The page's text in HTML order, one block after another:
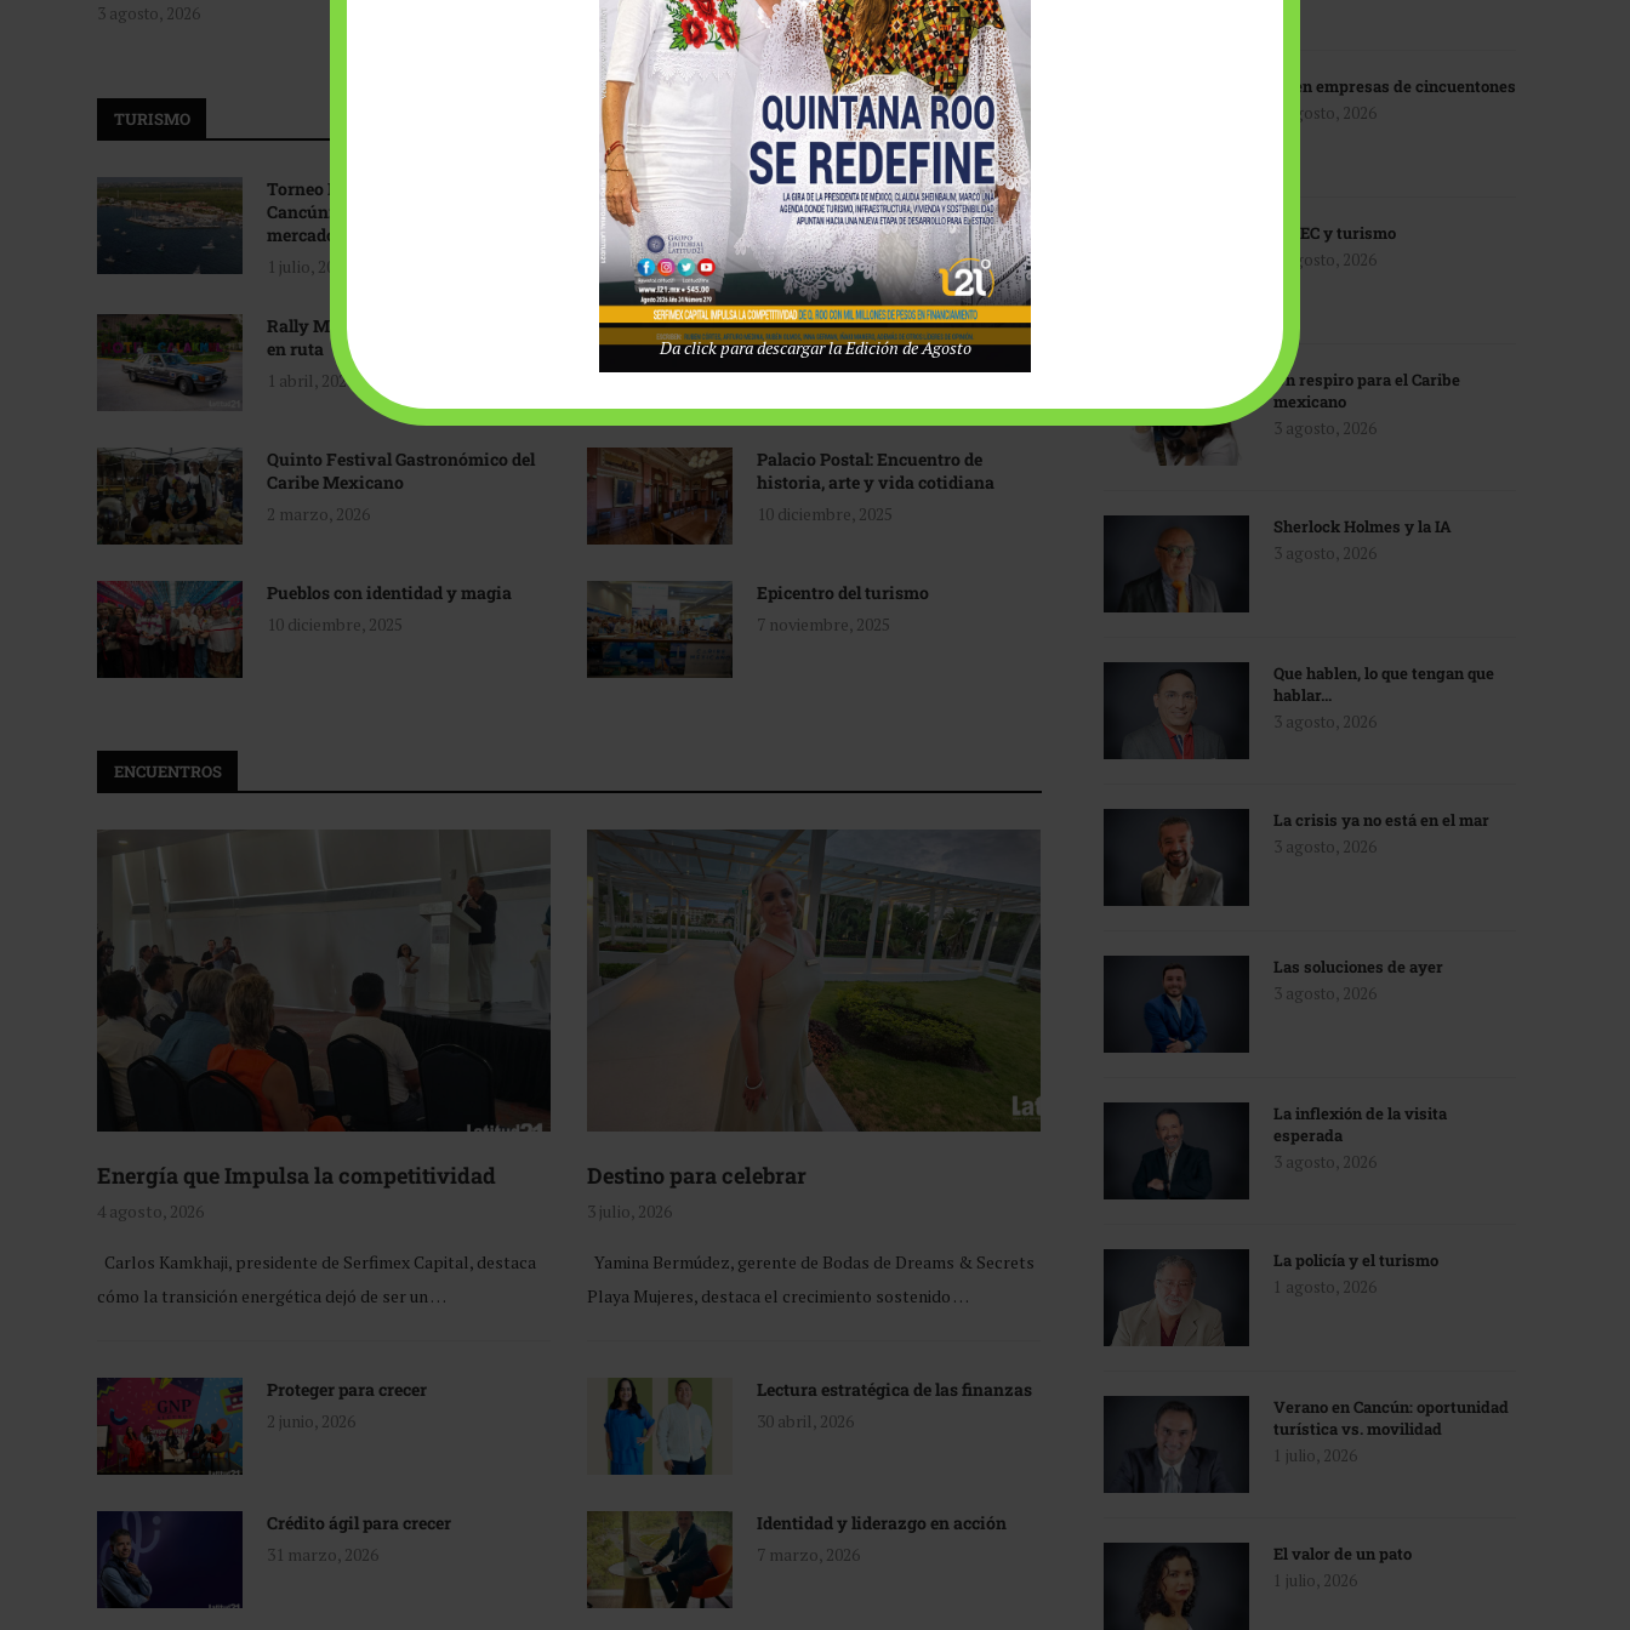
3 agosto, 2026
Tecnológico de Monterrey
3 agosto, 2026
TURISMO
Torneo Internacional de Pesca
Cancún: Navegando hacia nuevos
mercados
1 julio, 2026
Promoción turística con visión
1 abril, 2026
Rally Maya: Herencia automotriz
en ruta
1 abril, 2026
Industria global en
reconfiguración
31 marzo, 2026
Quinto Festival Gastronómico del
Caribe Mexicano
2 marzo, 2026
Palacio Postal: Encuentro de
historia, arte y vida cotidiana
10 diciembre, 2025
Pueblos con identidad y magia
10 diciembre, 2025
Epicentro del turismo
7 noviembre, 2025
ENCUENTROS
Energía que Impulsa la competitividad
4 agosto, 2026
Carlos Kamkhaji, presidente de Serfimex Capital, destaca
cómo la transición energética dejó de ser un …
Destino para celebrar
3 julio, 2026
Yamina Bermúdez, gerente de Bodas de Dreams & Secrets
Playa Mujeres, destaca el crecimiento sostenido …
Proteger para crecer
2 junio, 2026
Lectura estratégica de las finanzas
30 abril, 2026
Crédito ágil para crecer
31 marzo, 2026
Identidad y liderazgo en acción
7 marzo, 2026
IA en empresas de cincuentones
3 agosto, 2026
TMEC y turismo
3 agosto, 2026
Un respiro para el Caribe
mexicano
3 agosto, 2026
Sherlock Holmes y la IA
3 agosto, 2026
Que hablen, lo que tengan que
hablar…
3 agosto, 2026
La crisis ya no está en el mar
3 agosto, 2026
Las soluciones de ayer
3 agosto, 2026
La inflexión de la visita
esperada
3 agosto, 2026
La policía y el turismo
1 agosto, 2026
Verano en Cancún: oportunidad
turística vs. movilidad
1 julio, 2026
El valor de un pato
1 julio, 2026
Da click para descargar la Edición de Agosto